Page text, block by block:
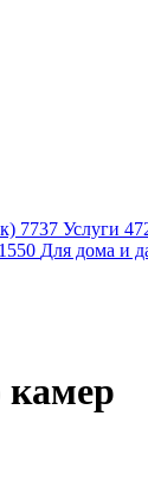
7737 Услуги
1550 Для дома и